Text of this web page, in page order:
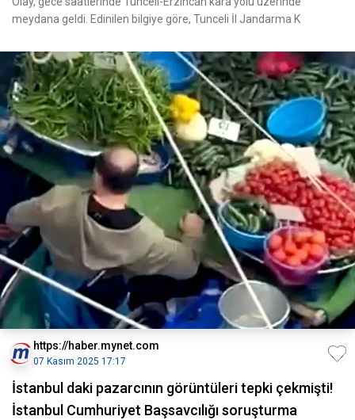
meydana geldi. Edinilen bilgiye göre, Tunceli İl Jandarma K
https://haber.mynet.com
07 Kasım 2025 17:17
İstanbul daki pazarcının görüntüleri tepki çekmişti!
İstanbul Cumhuriyet Başsavcılığı soruşturma